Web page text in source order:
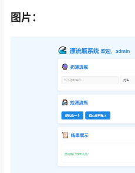
图片：